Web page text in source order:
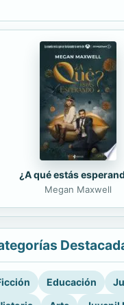
¿A qué estás
Megan Maxwell
Educación